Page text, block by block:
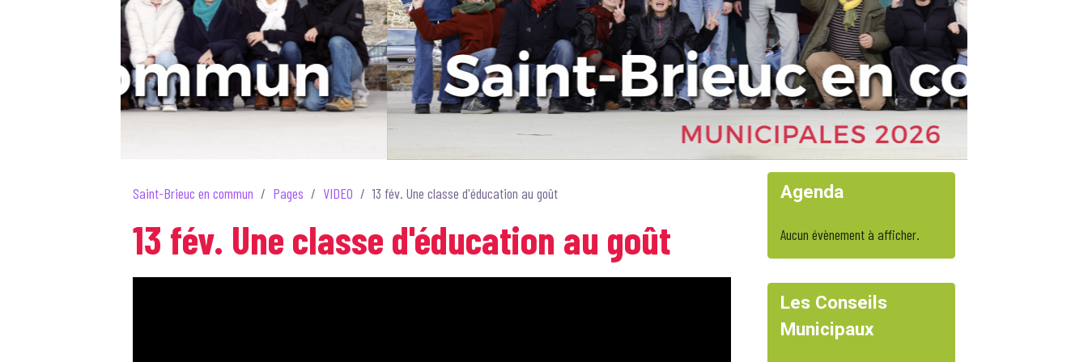
Saint-Brieuc en commun Pages VIDEO 13 fév. Une classe d'éducation au goût
13 fév. Une classe d'éducation au goût
Agenda
Aucun évènement à afficher.
Les Conseils
Municipaux